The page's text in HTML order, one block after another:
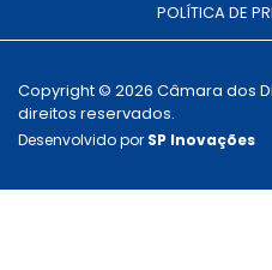
POLÍTICA DE
Copyright © 2026 Câmara dos
direitos reservados.
Desenvolvido por SP Inovações